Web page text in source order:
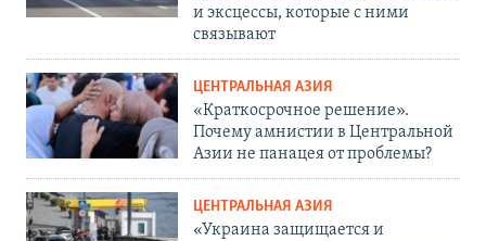
и эксцессы, которые с ними
связывают
ЦЕНТРАЛЬНАЯ АЗИЯ
«Краткосрочное решение».
Почему амнистии в Центральной
Азии не панацея от проблемы?
ЦЕНТРАЛЬНАЯ АЗИЯ
«Украина защищается и